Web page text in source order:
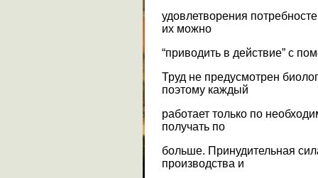
удовлетворения
их можно
“приводить в действие” с
Труд не предусмотрен
поэтому каждый
работает только по
получать по
больше. Принудительная
производства и